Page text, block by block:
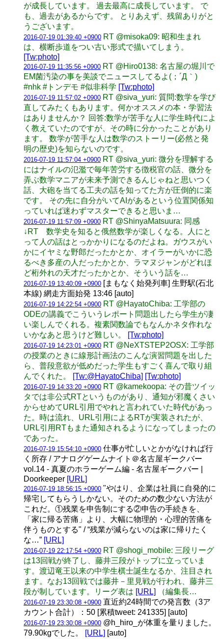
が成長しています。 過去最高に成長しています。 で
も、過去があるからです。 とりあえず、残留ありがと
うございます。
2016-07-19 01:39:40 +0900 RT @misoka09: 昭和生まれ
は、横断歩道をつい古い形式で描いてしまう。
[Tw:photo]
2016-07-19 11:35:56 +0900 RT @Hiro0138: 名古屋の堀川で
EM菌汚染の事を美談でニュースしてるよ(；´Д｀)
#nhk #トンデモ #似非科学 [Tw:photo]
2016-07-19 11:57:02 +0900 RT @siva_yuri: 質問:数学を学び
直してみたくもあります。何かオススメの本・学習法
はありませんか？ 回答:数学が苦手な人に学生時代によ
く教えていたのですが、その時に分かったことがあり
ます。 数学が苦手な人は数学のストーリー(必然と発
明の歴史)を知らないのです。
2016-07-19 11:57:04 +0900 RT @siva_yuri: 微分を理解する
にはナイルの氾濫で毎年苦労する徴税官の話、微分を
弄ぶ数学マニアが未来予測できるんじゃねと思いつく
話、大砲を当てる工夫の話を知ってた方が圧倒的に楽
です。 その先に自分がいてAIがあるという位置関係知
っていれば迷わずマスターできると思いま…
2016-07-19 11:57:09 +0900 RT @ShinyaMatsuura: 同感
↓RT 数学史を知ると俄然数学が楽しくなる。人にと
って人の話はとっかかりになるのだよね。ガウスがい
かにイヤミな野郎だったかとか、オイラーがいかに恐
るべき多産の人だったかとか、ラマヌジャンがどれほ
ど桁外れの天才だったかとか、そういう話を…
2016-07-19 13:40:09 +0900 [まもなく始発列車] 生野駅(石北
本線) 網走方面始発 13:46 [auto]
2016-07-19 14:22:54 +0900 RT @HayatoChiba: 工学部の
ODEの講義でこういうレポート問題出したら学生が凄
い楽しんでくれる。複素関数論でもなんかネタ作れな
いかなあと思うけど難しい。
[Tw:photo]
2016-07-19 14:23:01 +0900 RT @NeXTSTEP2OSX: 工学部
の授業のときに線形計画法のこんな演習問題を出した
ら、普段意欲が低めだった学生もすごく喜んで取り組
んでくれた。
[Tw:@HayatoChiba] [Tw:photo]
2016-07-19 14:33:20 +0900 RT @kamekoopa: その昔ツイッ
タでは非公式RTというものがあり、通知が邪魔くさい
からせめてURL引用でやれと言われていた時代があっ
た。時は流れ、URL引用によるRTが実装されたが、
URL引用RTもまた通知されるようになってしまったの
であった。
2016-07-19 15:54:10 +0900 仕事が忙しいとかがなければ行
く所存 / アナログゲームナイト＠名古屋ギークバー
vol.14 - 真夏のホラーゲーム編 - 名古屋ギークバー |
Doorkeeper [URL]
2016-07-19 18:56:15 +0900 "やはり、企業は社員に自発的に
帰宅してもらうしかない。そのための数少ない方法が
これだ。①残業を申告制にする②申告の手続きを、
「家に帰る苦痛」より、大幅に物理的・心理的苦痛を
伴うものとする" / “残業が減らないのは家に帰りたく
な…” [URL]
2016-07-19 22:17:54 +0900 RT @shogi_mobile: 三段リーグ
は13回戦が終了し、藤井三段がトップに立っていま
す。渡辺竜王以来の中学生棋士誕生なるか、注目され
ます。なお13回戦では藤井－里見戦が行われ、藤井三
段が制しています。リーグ表は [URL] （編集長…
2016-07-19 23:30:08 +0900 直近約24時間での発言数（3ア
カウント合計）：50 [累積tweet: 241335] [auto]
2016-07-19 23:30:08 +0900 @h_hiro_が体重を量りました。
79.90kgでした。
[URL] [auto]